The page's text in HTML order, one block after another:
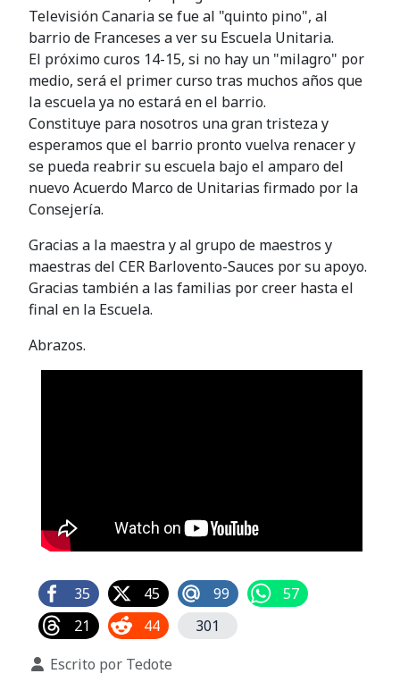
Televisión Canaria se fue al "quinto pino", al
barrio de Franceses a ver su Escuela Unitaria.
El próximo curos 14-15, si no hay un "milagro" por
medio, será el primer curso tras muchos años que
la escuela ya no estará en el barrio.
Constituye para nosotros una gran tristeza y
esperamos que el barrio pronto vuelva renacer y
se pueda reabrir su escuela bajo el amparo del
nuevo Acuerdo Marco de Unitarias firmado por la
Consejería.
Gracias a la maestra y al grupo de maestros y
maestras del CER Barlovento-Sauces por su apoyo.
Gracias también a las familias por creer hasta el
final en la Escuela.
Abrazos.
35 45 99
57
21
44
301
Detalles
Escrito por Tedote